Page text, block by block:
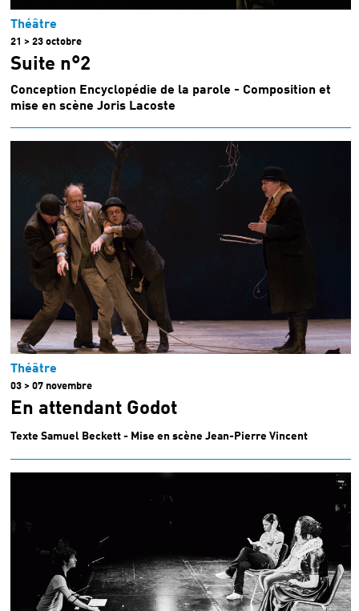
Théâtre
21 > 23 octobre
Suite n°2
Conception Encyclopédie de la parole - Composition et
mise en scène Joris Lacoste
Théâtre
03 > 07 novembre
En attendant Godot
Texte Samuel Beckett - Mise en scène Jean-Pierre Vincent